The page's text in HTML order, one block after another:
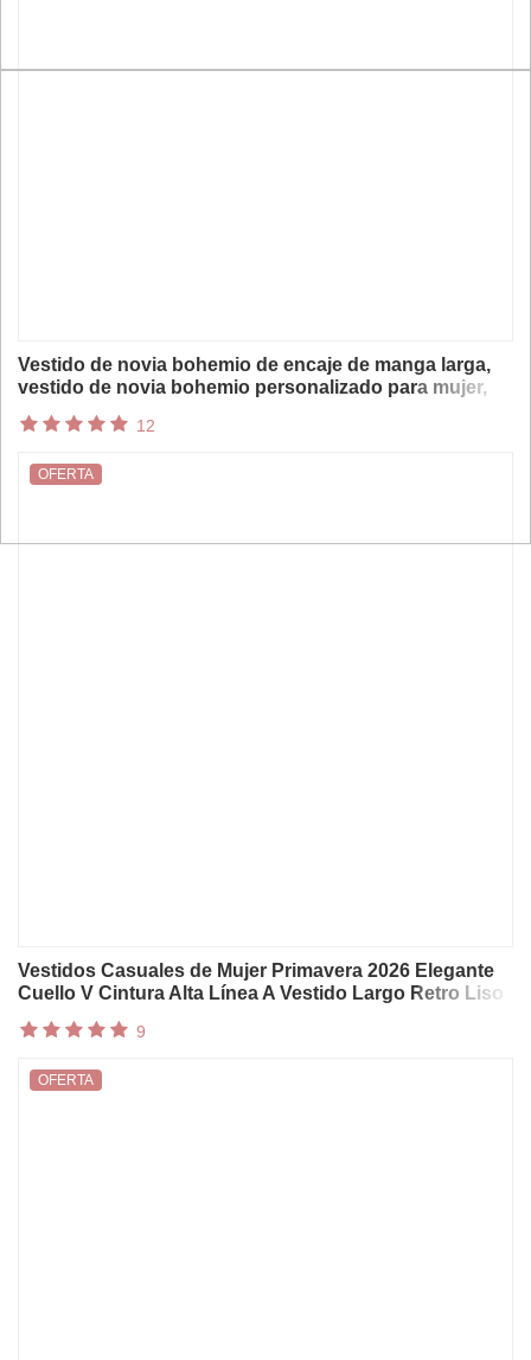
Vestido de novia bohemio de encaje de manga larga,
vestido de novia bohemio personalizado para mujer,
12
Vestidos Casuales de Mujer Primavera 2026 Elegante
Cuello V Cintura Alta Línea A Vestido Largo Retro Liso
OFERTA
9
OFERTA